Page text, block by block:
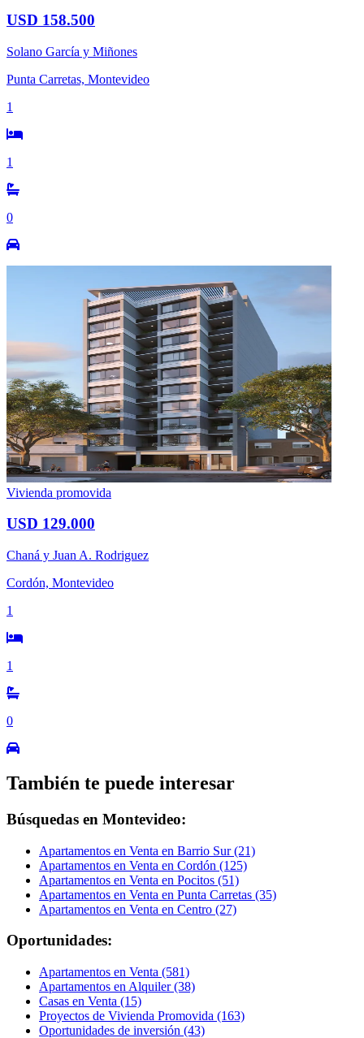
USD 158.500
Solano García y Miñones
Punta Carretas, Montevideo
1
1
0
Vivienda promovida
USD 129.000
Chaná y Juan A. Rodriguez
Cordón, Montevideo
1
1
0
También te puede interesar
Búsquedas en Montevideo:
Apartamentos en Venta en Barrio Sur (21)
Apartamentos en Venta en Cordón (125)
Apartamentos en Venta en Pocitos (51)
Apartamentos en Venta en Punta Carretas (35)
Apartamentos en Venta en Centro (27)
Oportunidades:
Apartamentos en Venta (581)
Apartamentos en Alquiler (38)
Casas en Venta (15)
Proyectos de Vivienda Promovida (163)
Oportunidades de inversión (43)